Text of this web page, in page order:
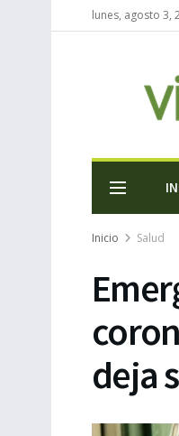
lunes, agosto 3,
Inicio Salud
deja